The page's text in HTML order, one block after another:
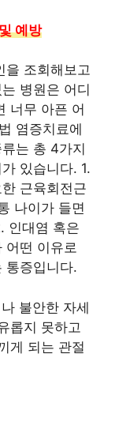
예방
을 조회해보고
병원은 어디
너무 아픈 어
염증치료에
는 총 4가지
있습니다. 1.
근육회전근
나이가 들면
인대염 혹은
어떤 이유로
통증입니다.
불안한 자세
롭지 못하고
게 되는 관절